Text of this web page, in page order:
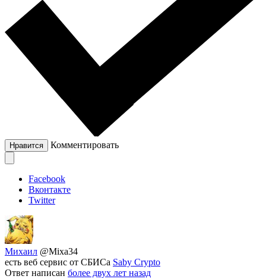
Нравится Комментировать
Facebook
Вконтакте
Twitter
Михаил @Mixa34
есть веб сервис от СБИСа Saby Crypto
Ответ написан более двух лет назад